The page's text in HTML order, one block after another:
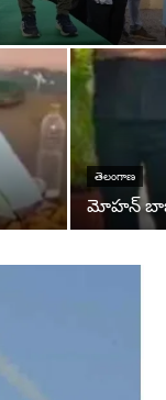
తెలంగాణ
మోహన్ బాబు